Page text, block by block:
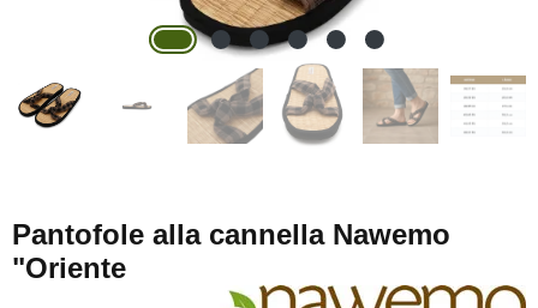
Pantofole alla cannella Nawemo
"Oriente